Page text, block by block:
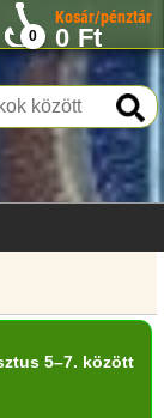
0
Kosár/pénztár
0 Ft
5–7. között